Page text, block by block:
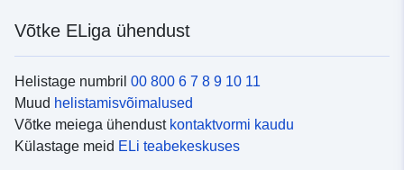
Võtke ELiga ühendust
Helistage numbril 00 800 6 7 8 9 10 11
Muud helistamisvõimalused
Võtke meiega ühendust kontaktvormi kaudu
Külastage meid ELi teabekeskuses